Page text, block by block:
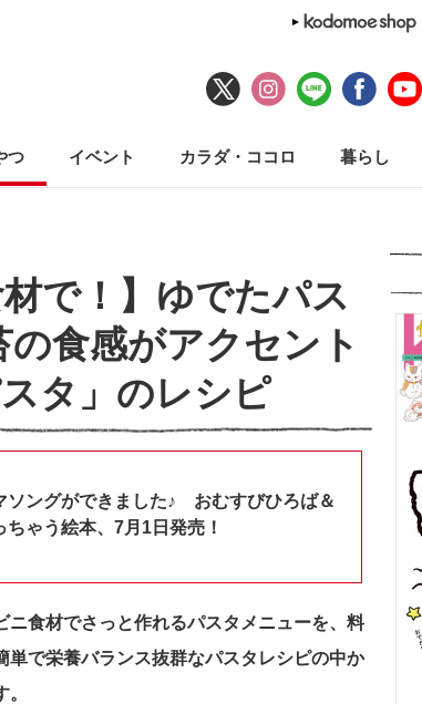
つ イベント カラダ・ココロ 暮らし
で！】ゆでたパス
食感がアクセント
タ」のレシピ
ソングができました♪ おむすびひろば＆
ゃう絵本、7月1日発売！
食材でさっと作れるパスタメニューを、料
で栄養バランス抜群なパスタレシピの中か